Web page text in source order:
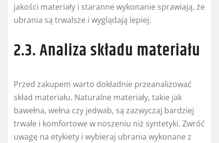
jakości materiały i staranne wykonanie sprawiają, że
ubrania są trwalsze i wyglądają lepiej.
2.3. Analiza składu materiału
Przed zakupem warto dokładnie przeanalizować
skład materiału. Naturalne materiały, takie jak
bawełna, wełna czy jedwab, są zazwyczaj bardziej
trwałe i komfortowe w noszeniu niż syntetyki. Zwróć
uwagę na etykiety i wybieraj ubrania wykonane z